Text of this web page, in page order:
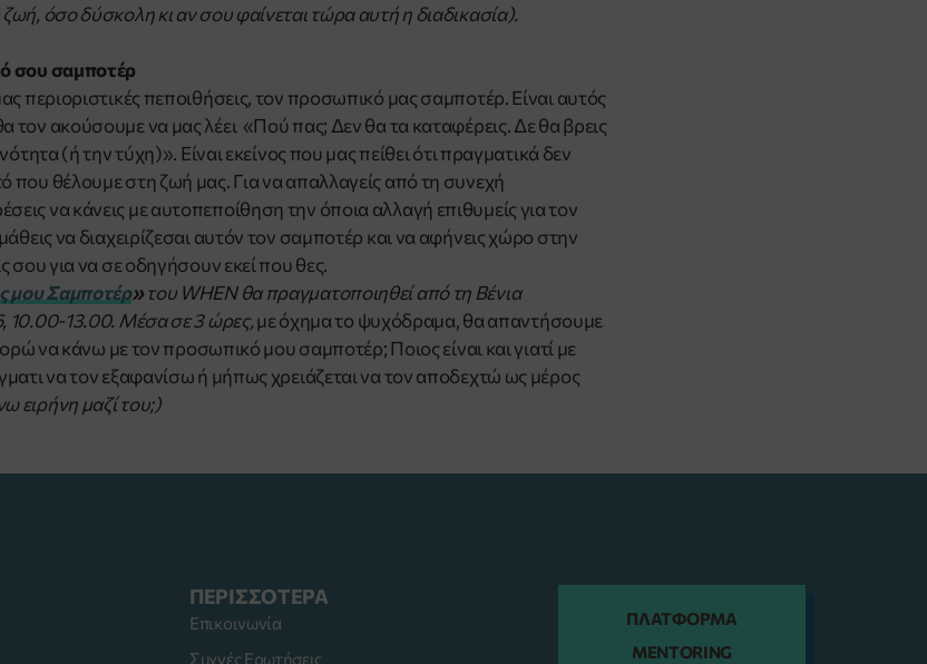
όσο δύσκολη κι αν σου φαίνεται τώρα αυτή η διαδικασία).
σου σαμποτέρ
περιοριστικές πεποιθήσεις, τον προσωπικό μας σαμποτέρ. Είναι αυτός
ακούσουμε να μας λέει «Πού πας; Δεν θα τα καταφέρεις. Δε θα βρεις
(ή την τύχη)». Είναι εκείνος που μας πείθει ότι πραγματικά δεν
που θέλουμε στη ζωή μας. Για να απαλλαγείς από τη συνεχή
να κάνεις με αυτοπεποίθηση την όποια αλλαγή επιθυμείς για τον
να διαχειρίζεσαι αυτόν τον σαμποτέρ και να αφήνεις χώρο στην
σου για να σε οδηγήσουν εκεί που θες.
μου Σαμποτέρ»του WHEN θα πραγματοποιηθεί από τη Βένια
10.00-13.00. Μέσα σε 3 ώρες,με όχημα το ψυχόδραμα, θα απαντήσουμε
να κάνω με τον προσωπικό μου σαμποτέρ;Ποιος είναι και γιατί με
να τον εξαφανίσω ή μήπως χρειάζεται να τον αποδεχτώ ως μέρος
ειρήνη μαζί του;)
ΠΕΡΙΣΣΟΤΕΡΑ
Επικοινωνία
Συχνές Ερωτήσεις
ΠΛΑΤΦΟΡΜΑ
MENTORING